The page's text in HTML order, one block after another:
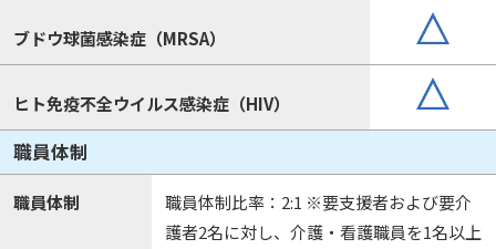
ブドウ球菌感染症（MRSA）
ヒト免疫不全ウイルス感染症（HIV）
職員体制
職員体制
職員体制比率：2:1 ※要支援者および要介
護者2名に対し、介護・看護職員を1名以上